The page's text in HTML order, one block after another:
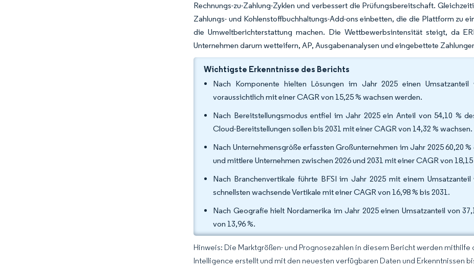
Rechnungs-zu-Zahlung-Zyklen und verbessert die Prüfungsbereitschaft.
Zahlungs- und Kohlenstoffbuchhaltungs-Add-ons einbetten, die die Plattform zu
die Umweltberichterstattung machen. Die Wettbewerbsintensität steigt, da
Unternehmen darum wetteifern, AP, Ausgabenanalysen und eingebettete
Wichtigste Erkenntnisse des Berichts
Nach Komponente hielten Lösungen im Jahr 2025 einen
voraussichtlich mit einer CAGR von 15,25 % wachsen werden.
Nach Bereitstellungsmodus entfiel im Jahr 2025 ein Anteil von 54,10 %
Cloud-Bereitstellungen sollen bis 2031 mit einer CAGR von 14,32 % wachsen.
Nach Unternehmensgröße erfassten Großunternehmen im Jahr 2025 60,20
und mittlere Unternehmen zwischen 2026 und 2031 mit einer CAGR von
Nach Branchenvertikale führte BFSI im Jahr 2025 mit einem
schnellsten wachsende Vertikale mit einer CAGR von 16,98 % bis 2031.
Nach Geografie hielt Nordamerika im Jahr 2025 einen Umsatzanteil von
von 13,96 %.
Hinweis: Die Marktgrößen- und Prognosezahlen in diesem Bericht werden
Intelligence erstellt und mit den neuesten verfügbaren Daten und Erkenntnissen